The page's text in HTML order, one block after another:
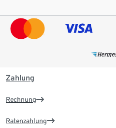
Zahlung
Rechnung
Ratenzahlung